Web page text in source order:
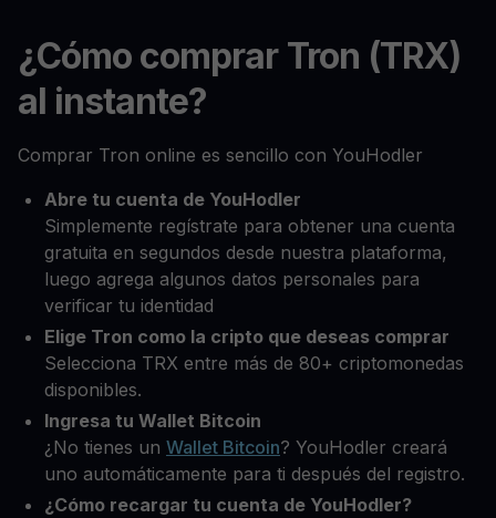
¿Cómo comprar Tron (TRX)
al instante?
Comprar Tron online es sencillo con YouHodler
Abre tu cuenta de YouHodler
Simplemente regístrate para obtener una cuenta
gratuita en segundos desde nuestra plataforma,
luego agrega algunos datos personales para
verificar tu identidad
Elige Tron como la cripto que deseas comprar
Selecciona TRX entre más de 80+ criptomonedas
disponibles.
Ingresa tu Wallet Bitcoin
¿No tienes un Wallet Bitcoin? YouHodler creará
uno automáticamente para ti después del registro.
¿Cómo recargar tu cuenta de YouHodler?